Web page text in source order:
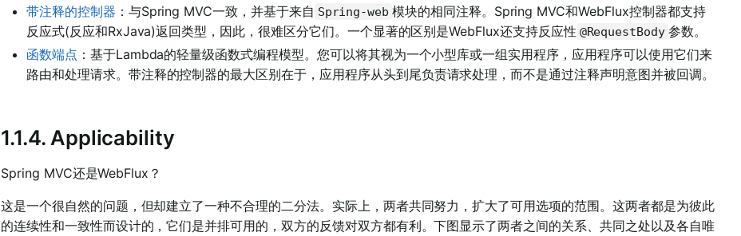
带注释的控制器 ：与Spring MVC一致，并基于来自 Spring-web 模块的相同注释。Spring MVC和WebFlux控制器都支持
反应式(反应和RxJava)返回类型，因此，很难区分它们。一个显著的区别是WebFlux还支持反应性 @RequestBody 参数。
函数端点 ：基于Lambda的轻量级函数式编程模型。您可以将其视为一个小型库或一组实用程序，应用程序可以使用它们来
路由和处理请求。带注释的控制器的最大区别在于，应用程序从头到尾负责请求处理，而不是通过注释声明意图并被回调。
1.1.4. Applicability
Spring MVC还是WebFlux？
这是一个很自然的问题，但却建立了一种不合理的二分法。实际上，两者共同努力，扩大了可用选项的范围。这两者都是为彼此
的连续性和一致性而设计的，它们是并排可用的，双方的反馈对双方都有利。下图显示了两者之间的关系、共同之处以及各自唯